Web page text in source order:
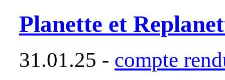
Planette et
31.01.25 - compte